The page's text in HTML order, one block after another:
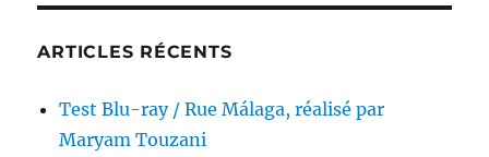
ARTICLES RÉCENTS
Test Blu-ray / Rue Málaga, réalisé par
Maryam Touzani